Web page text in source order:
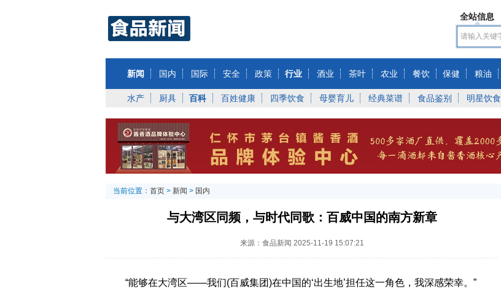
全站信息
新闻 国内 国际 安全 政策 行业 酒业 茶叶 农业 餐饮 保健 粮油
水产 厨具 百科 百姓健康 四季饮食 母婴育儿 经典菜谱 食品鉴别 明星饮食
当前位置： 首页 > 新闻 > 国内
与大湾区同频，与时代同歌：百威中国的南方新章
来源：食品新闻 2025-11-19 15:07:21
“能够在大湾区——我们(百威集团)在中国的‘出生地’担任这一角色，我深感荣幸。”